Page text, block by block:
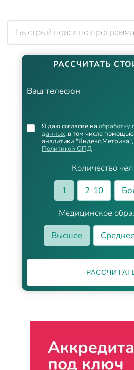
РАССЧИТАТЬ
Ваш телефон
Количество
1
2-10
Медицинское
Высшее
Среднее
Я даю согласие на обработку
данных, в том числе
аналитики "Яндекс.Метрика",
Политикой ОПД